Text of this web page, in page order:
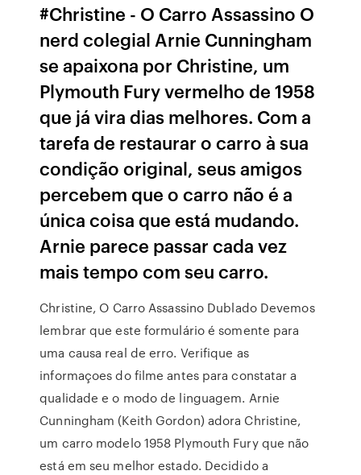
#Christine - O Carro Assassino O
nerd colegial Arnie Cunningham
se apaixona por Christine, um
Plymouth Fury vermelho de 1958
que já vira dias melhores. Com a
tarefa de restaurar o carro à sua
condição original, seus amigos
percebem que o carro não é a
única coisa que está mudando.
Arnie parece passar cada vez
mais tempo com seu carro.
Christine, O Carro Assassino Dublado Devemos
lembrar que este formulário é somente para
uma causa real de erro. Verifique as
informaçoes do filme antes para constatar a
qualidade e o modo de linguagem. Arnie
Cunningham (Keith Gordon) adora Christine,
um carro modelo 1958 Plymouth Fury que não
está em seu melhor estado. Decidido a